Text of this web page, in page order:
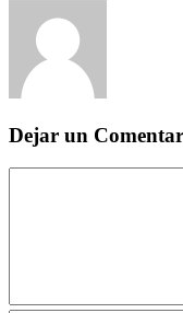
Dejar un